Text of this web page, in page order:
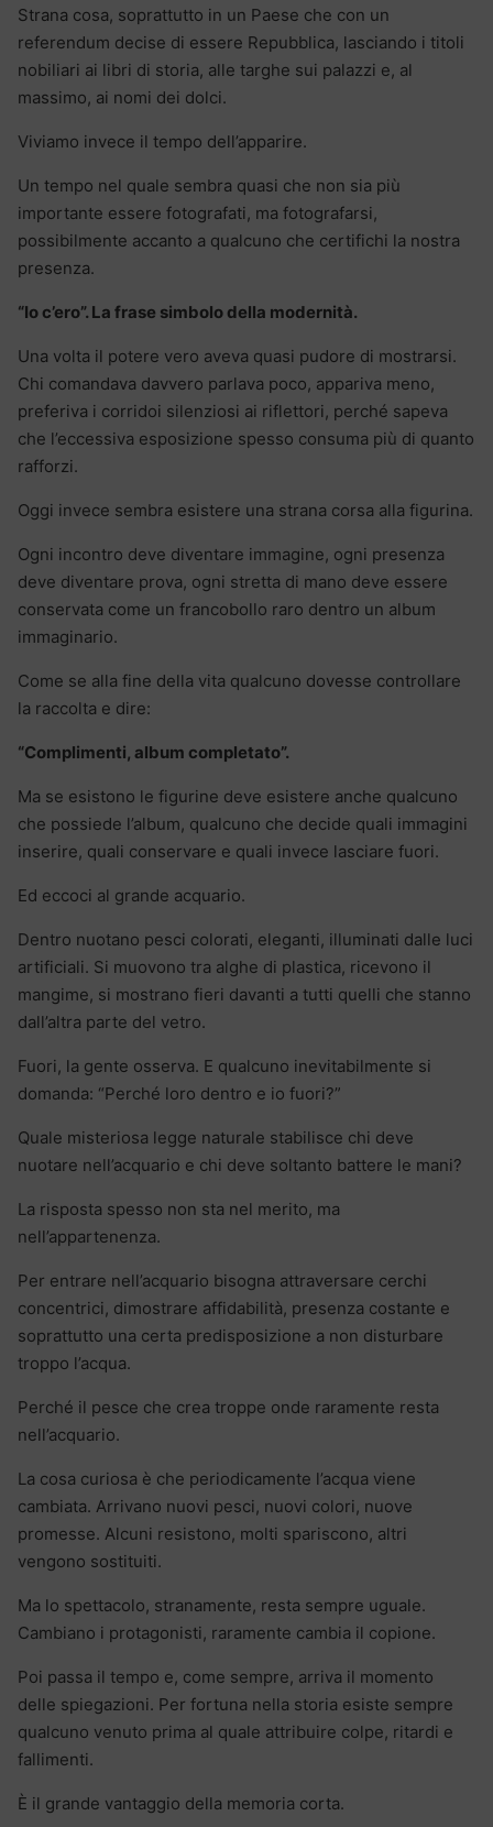
Strana cosa, soprattutto in un Paese che con un
referendum decise di essere Repubblica, lasciando i titoli
nobiliari ai libri di storia, alle targhe sui palazzi e, al
massimo, ai nomi dei dolci.
Viviamo invece il tempo dell’apparire.
Un tempo nel quale sembra quasi che non sia più
importante essere fotografati, ma fotografarsi,
possibilmente accanto a qualcuno che certifichi la nostra
presenza.
“Io c’ero”. La frase simbolo della modernità.
Una volta il potere vero aveva quasi pudore di mostrarsi.
Chi comandava davvero parlava poco, appariva meno,
preferiva i corridoi silenziosi ai riflettori, perché sapeva
che l’eccessiva esposizione spesso consuma più di quanto
rafforzi.
Oggi invece sembra esistere una strana corsa alla figurina.
Ogni incontro deve diventare immagine, ogni presenza
deve diventare prova, ogni stretta di mano deve essere
conservata come un francobollo raro dentro un album
immaginario.
Come se alla fine della vita qualcuno dovesse controllare
la raccolta e dire:
“Complimenti, album completato”.
Ma se esistono le figurine deve esistere anche qualcuno
che possiede l’album, qualcuno che decide quali immagini
inserire, quali conservare e quali invece lasciare fuori.
Ed eccoci al grande acquario.
Dentro nuotano pesci colorati, eleganti, illuminati dalle luci
artificiali. Si muovono tra alghe di plastica, ricevono il
mangime, si mostrano fieri davanti a tutti quelli che stanno
dall’altra parte del vetro.
Fuori, la gente osserva. E qualcuno inevitabilmente si
domanda: “Perché loro dentro e io fuori?”
Quale misteriosa legge naturale stabilisce chi deve
nuotare nell’acquario e chi deve soltanto battere le mani?
La risposta spesso non sta nel merito, ma
nell’appartenenza.
Per entrare nell’acquario bisogna attraversare cerchi
concentrici, dimostrare affidabilità, presenza costante e
soprattutto una certa predisposizione a non disturbare
troppo l’acqua.
Perché il pesce che crea troppe onde raramente resta
nell’acquario.
La cosa curiosa è che periodicamente l’acqua viene
cambiata. Arrivano nuovi pesci, nuovi colori, nuove
promesse. Alcuni resistono, molti spariscono, altri
vengono sostituiti.
Ma lo spettacolo, stranamente, resta sempre uguale.
Cambiano i protagonisti, raramente cambia il copione.
Poi passa il tempo e, come sempre, arriva il momento
delle spiegazioni. Per fortuna nella storia esiste sempre
qualcuno venuto prima al quale attribuire colpe, ritardi e
fallimenti.
È il grande vantaggio della memoria corta.